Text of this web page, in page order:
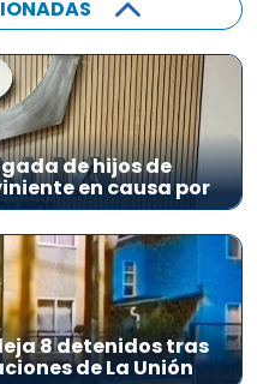
de hijos de
en causa por
8 detenidos tras
de La Unión